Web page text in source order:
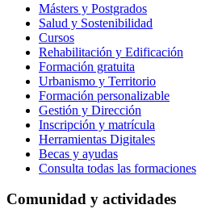
Másters y Postgrados
Salud y Sostenibilidad
Cursos
Rehabilitación y Edificación
Formación gratuita
Urbanismo y Territorio
Formación personalizable
Gestión y Dirección
Inscripción y matrícula
Herramientas Digitales
Becas y ayudas
Consulta todas las formaciones
Comunidad y actividades